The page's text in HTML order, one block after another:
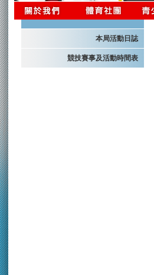
本局活動日誌
競技賽事及活動時間表